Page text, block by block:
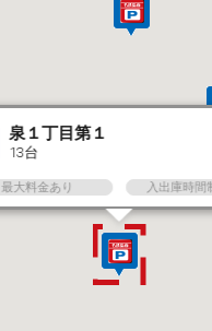
泉１丁目第１
13台
最大料金あり 入出庫時間